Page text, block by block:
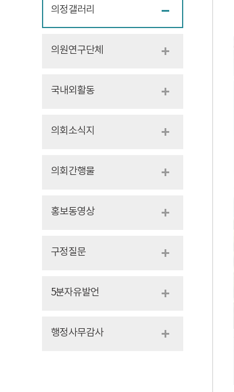
의정갤러리
의원연구단체
국내외활동
의회소식지
의회간행물
홍보동영상
구정질문
5분자유발언
행정사무감사